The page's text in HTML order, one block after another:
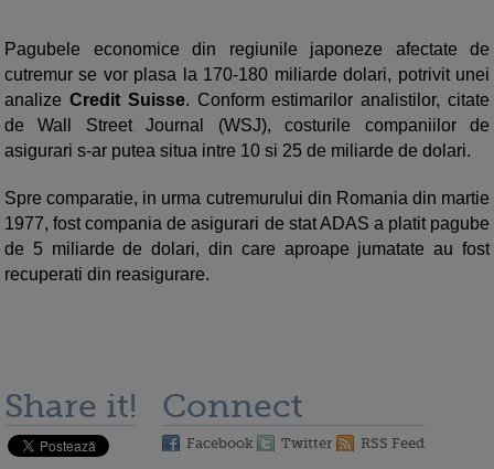
Pagubele economice din regiunile japoneze afectate de
cutremur se vor plasa la 170-180 miliarde dolari, potrivit unei
analize Credit Suisse. Conform estimarilor analistilor, citate
de Wall Street Journal (WSJ), costurile companiilor de
asigurari s-ar putea situa intre 10 si 25 de miliarde de dolari.
Spre comparatie, in urma cutremurului din Romania din martie
1977, fost compania de asigurari de stat ADAS a platit pagube
de 5 miliarde de dolari, din care aproape jumatate au fost
recuperati din reasigurare.
Share it! Connect
Facebook Twitter RSS Feed